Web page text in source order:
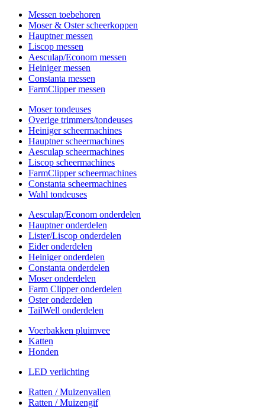
Messen toebehoren
Moser & Oster scheerkoppen
Hauptner messen
Liscop messen
Aesculap/Econom messen
Heiniger messen
Constanta messen
FarmClipper messen
Moser tondeuses
Overige trimmers/tondeuses
Heiniger scheermachines
Hauptner scheermachines
Aesculap scheermachines
Liscop scheermachines
FarmClipper scheermachines
Constanta scheermachines
Wahl tondeuses
Aesculap/Econom onderdelen
Hauptner onderdelen
Lister/Liscop onderdelen
Eider onderdelen
Heiniger onderdelen
Constanta onderdelen
Moser onderdelen
Farm Clipper onderdelen
Oster onderdelen
TailWell onderdelen
Voerbakken pluimvee
Katten
Honden
LED verlichting
Ratten / Muizenvallen
Ratten / Muizengif